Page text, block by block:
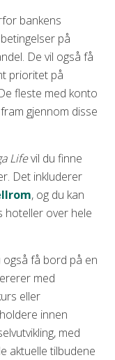
bankens
på
De vil også få
prioritet på
fleste med konto
gjennom disse
Lifevil du finne
Det inkluderer
, og du kan
hoteller over hele
få bord på en
med
eller
innen
med
aktuelle tilbudene